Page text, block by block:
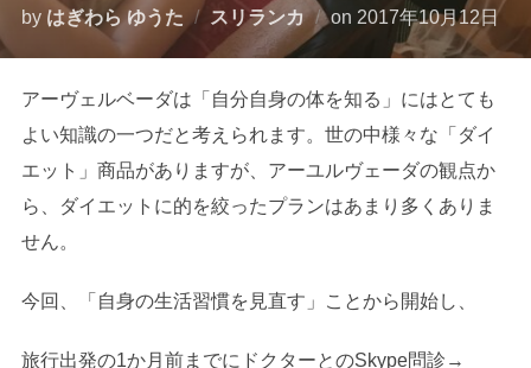
by はぎわら ゆうた スリランカ on 投
2017年10月12日
アーヴェルベーダは「自分自身の体を知る」にはとても
よい知識の一つだと考えられます。世の中様々な「ダイ
エット」商品がありますが、アーユルヴェーダの観点か
ら、ダイエットに的を絞ったプランはあまり多くありま
せん。
今回、「自身の生活習慣を見直す」ことから開始し、
旅行出発の1か月前までにドクターとのSkype問診→